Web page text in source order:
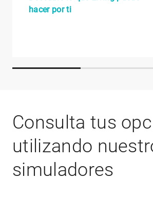
hacer por ti
Consulta tus
utilizando
simuladores